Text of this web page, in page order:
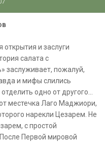
и заслуги
салата с
заслуживает, пожалуй,
и мифы слились
одно от другого...
местечка Лаго Маджиори,
нарекли Цезарем. Не
с простой
Первой мировой